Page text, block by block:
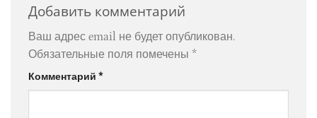
Добавить комментарий
Ваш адрес email не будет опубликован.
Обязательные поля помечены *
Комментарий *